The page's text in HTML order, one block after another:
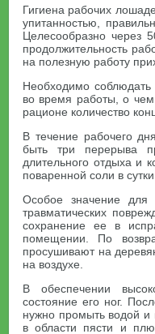
Гигиена рабочих
упитанностью,
Целесообразно через
продолжительность
на полезную работу
Необходимо
во время работы, о
рационе количество
В течение рабочего
быть три перерыва
длительного отдыха и
поваренной соли в сутки.
Особое значение для
травматических
сохранение ее в
помещении. По
просушивают на
на воздухе.
В обеспечении
состояние его ног.
нужно промыть водой и
в области пясти и